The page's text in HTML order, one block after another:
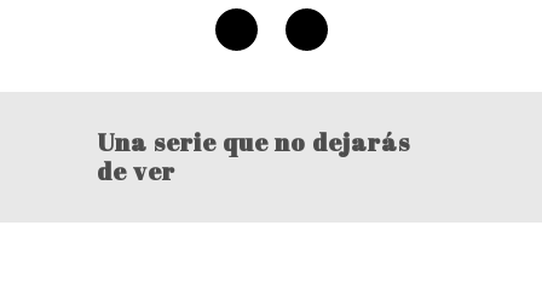
Una serie que no dejarás
de ver